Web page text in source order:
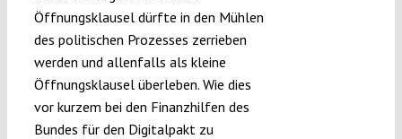
Öffnungsklausel dürfte in den Mühlen
des politischen Prozesses zerrieben
werden und allenfalls als kleine
Öffnungsklausel überleben. Wie dies
vor kurzem bei den Finanzhilfen des
Bundes für den Digitalpakt zu